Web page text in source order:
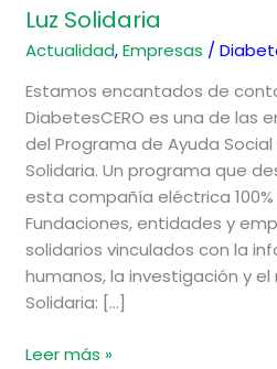
Luz Solidaria
Actualidad,Empresas /
Estamos encantados de
DiabetesCERO es una de las
del Programa de Ayuda Social
Solidaria. Un programa que
esta compañía eléctrica 100%
Fundaciones, entidades y
solidarios vinculados con la
humanos, la investigación y
Solidaria: […]
Leer más »